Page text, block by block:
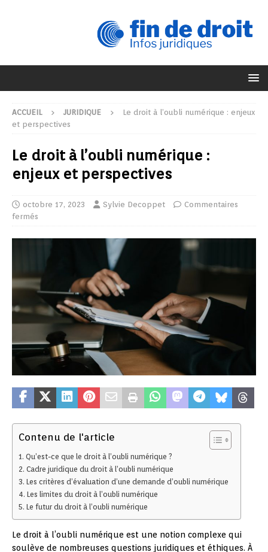
ACCUEIL JURIDIQUE
Le droit à l’oubli numérique : enjeux
et perspectives
Le droit à l’oubli numérique :
enjeux et perspectives
octobre 17, 2023 Sylvie Decoppet
Commentaires
fermés
Contenu de l'article
Qu’est-ce que le droit à l’oubli numérique ?
Cadre juridique du droit à l’oubli numérique
Les critères d’évaluation d’une demande d’oubli numérique
Les limites du droit à l’oubli numérique
Le futur du droit à l’oubli numérique
Le droit à l’oubli numérique est une notion complexe qui
soulève de nombreuses questions juridiques et éthiques. À